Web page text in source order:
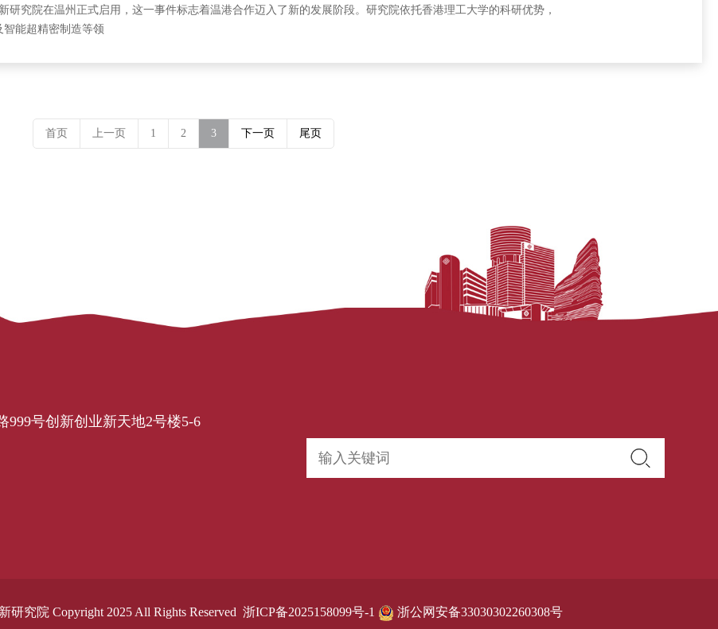
研究院在温州正式启用，这一事件标志着温港合作迈入了新的发展阶段。研究院依托香港理工大学的科研优势，
能超精密制造等领
首页 上一页 1 2 3 下一页 尾页
号创新创业新天地2号楼5-6
究院 Copyright 2025 All Rights Reserved 浙ICP备2025158099号-1 浙公网安备33030302260308号